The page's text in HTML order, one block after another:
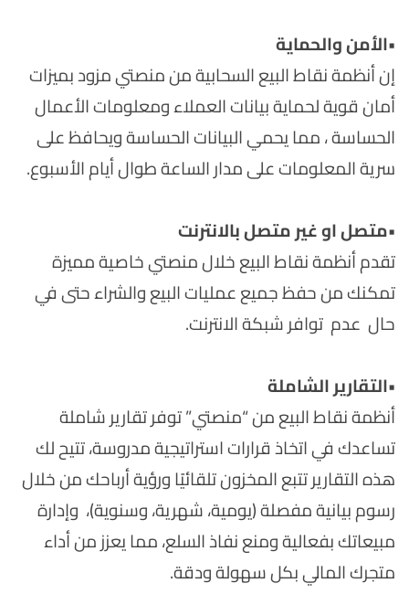
•الأمن والحماية
إن أنظمة نقاط البيع السحابية من منصتي مزود بميزات
أمان قوية لحماية بيانات العملاء ومعلومات الأعمال
الحساسة ، مما يحمي البيانات الحساسة ويحافظ على
سرية المعلومات على مدار الساعة طوال أيام الأسبوع.
•متصل او غير متصل بالانترنت
تقدم أنظمة نقاط البيع خلال منصتي خاصية مميزة
تمكنك من حفظ جميع عمليات البيع والشراء حتى في
حال عدم توافر شبكة الانترنت.
•التقارير الشاملة
أنظمة نقاط البيع من “منصتي” توفر تقارير شاملة
تساعدك في اتخاذ قرارات استراتيجية مدروسة، تتيح لك
هذه التقارير تتبع المخزون تلقائيًا ورؤية أرباحك من خلال
رسوم بيانية مفصلة (يومية، شهرية، وسنوية)، وإدارة
مبيعاتك بفعالية ومنع نفاذ السلع، مما يعزز من أداء
متجرك المالي بكل سهولة ودقة.